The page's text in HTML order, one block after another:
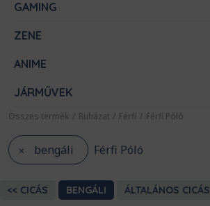
GAMING
ZENE
ANIME
JÁRMŰVEK
Összes termék / Ruházat / Férfi / Férfi Póló
bengáli Férfi Póló
CICÁS BENGÁLI ÁLTALÁNOS CICÁS